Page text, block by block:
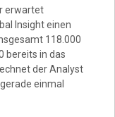
erwartet
Insight einen
118.000
bereits in das
der Analyst
einmal